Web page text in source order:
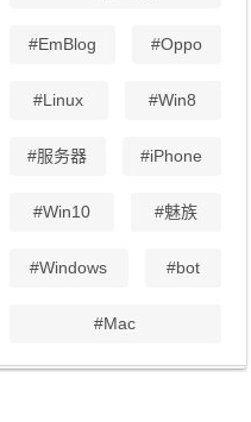
#EmBlog #Oppo
#Linux #Win8
#服务器 #iPhone
#Win10 #魅族
#Windows #bot
#Mac